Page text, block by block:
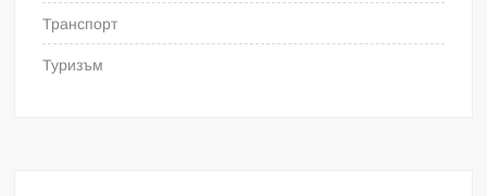
Транспорт
Туризъм